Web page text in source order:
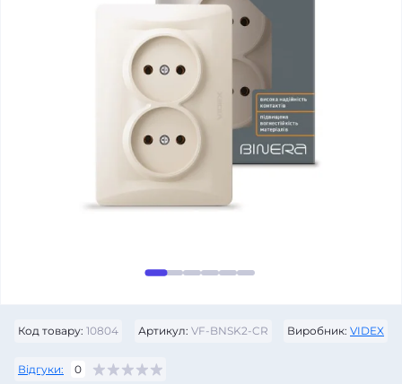
Код товару: 10804 Артикул: VF-BNSK2-CR Виробник: VIDEX
Відгуки: 0